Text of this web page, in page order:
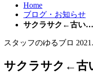
Home
ブログ・お知らせ
サクラサク←古い…
スタッフのゆるブロ
サクラサク←古